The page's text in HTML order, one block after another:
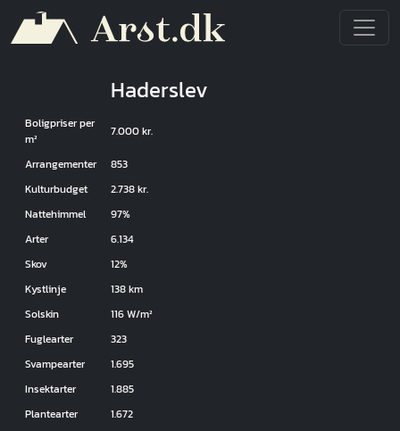
Haderslev
Boligpriser per
m²
7.000 kr.
Arrangementer
853
Kulturbudget
2.738 kr.
Nattehimmel
97%
Arter
6.134
Skov
12%
Kystlinje
138 km
Solskin
116 W/m²
Fuglearter
323
Svampearter
1.695
Insektarter
1.885
Plantearter
1.672